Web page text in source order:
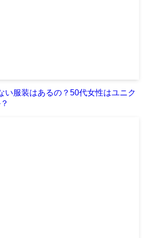
い服装はあるの？50代女性はユニク